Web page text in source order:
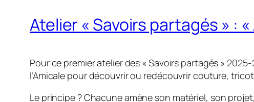
Atelier « Savoirs partagés » :
Pour ce premier atelier des « Savoirs partagés »
l’Amicale pour découvrir ou redécouvrir couture,
Le principe ? Chacune amène son matériel, son